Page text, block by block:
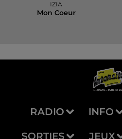
IZIA
Mon Coeur
RADIO INFO
SORTIES JEUX